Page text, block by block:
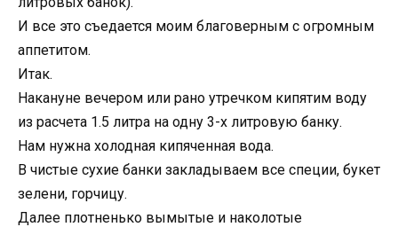
И все это съедается моим благоверным с огромным
аппетитом.
Итак.
Накануне вечером или рано утречком кипятим воду
из расчета 1.5 литра на одну 3-х литровую банку.
Нам нужна холодная кипяченная вода.
В чистые сухие банки закладываем все специи, букет
зелени, горчицу.
Далее плотненько вымытые и наколотые